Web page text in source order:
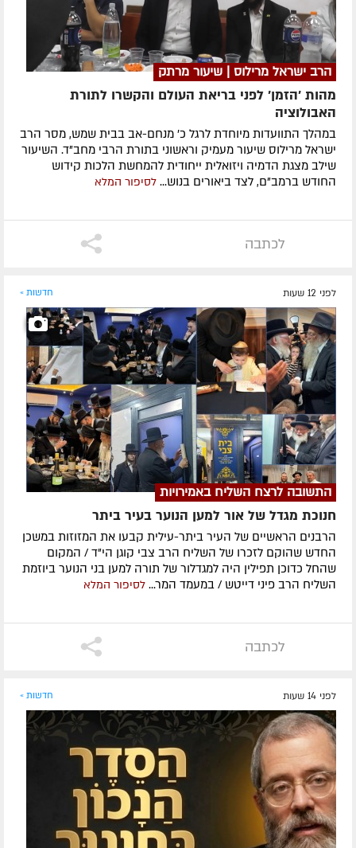
הרב ישראל מרילוס | שיעור מרתק
מהות 'הזמן' לפני בריאת העולם והקשרו לתורת
האבולוציה
במהלך התוועדות מיוחדת לרגל כ' מנחם-אב בבית שמש, מסר הרב
ישראל מרילוס שיעור מעמיק וראשוני בתורת הרבי מחב"ד. השיעור
שילב מצגת הדמיה ויזואלית ייחודית להמחשת הלכות קידוש
החודש ברמב"ם, לצד ביאורים בנוש... לסיפור המלא
לכתבה
לפני 12 שעות חדשות »
התשובה לרצח השליח באמירויות
חנוכת מגדל של אור למען הנוער בעיר ביתר
הרבנים הראשיים של העיר ביתר-עילית קבעו את המזוזות במשכן
החדש שהוקם לזכרו של השליח הרב צבי קוגן הי"ד / המקום
שהחל כדוכן תפילין היה למגדלור של תורה למען בני הנוער ביוזמת
השליח הרב פיני דייטש / במעמד המר... לסיפור המלא
לכתבה
לפני 14 שעות חדשות »